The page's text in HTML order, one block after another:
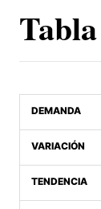
DEMANDA
VARIACIÓN
TENDENCIA